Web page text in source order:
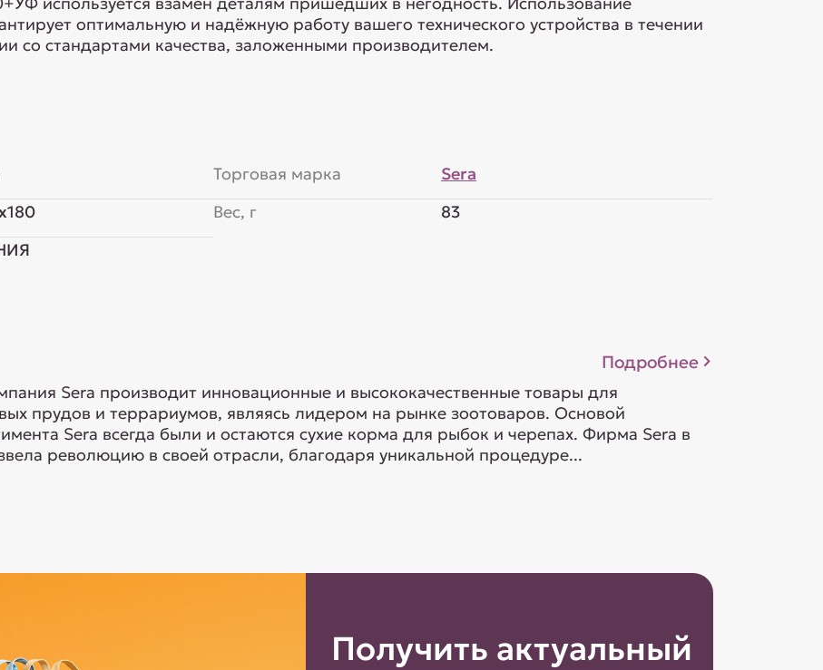
оптимальную и надёжную работу вашего технического устройства в течении
со стандартами качества, заложенными производителем.
Торговая марка
Sera
Вес, г
83
Подробнее
Sera производит инновационные и высококачественные товары для
прудов и террариумов, являясь лидером на рынке зоотоваров. Основой
Sera всегда были и остаются сухие корма для рыбок и черепах. Фирма Sera в
революцию в своей отрасли, благодаря уникальной процедуре...
Получить актуальный